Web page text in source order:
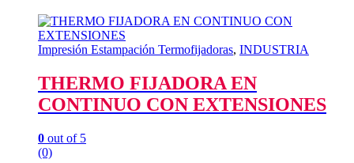
Impresión Estampación Termofijadoras, INDUSTRIA
THERMO FIJADORA EN
CONTINUO CON EXTENSIONES
0 out of 5
(0)